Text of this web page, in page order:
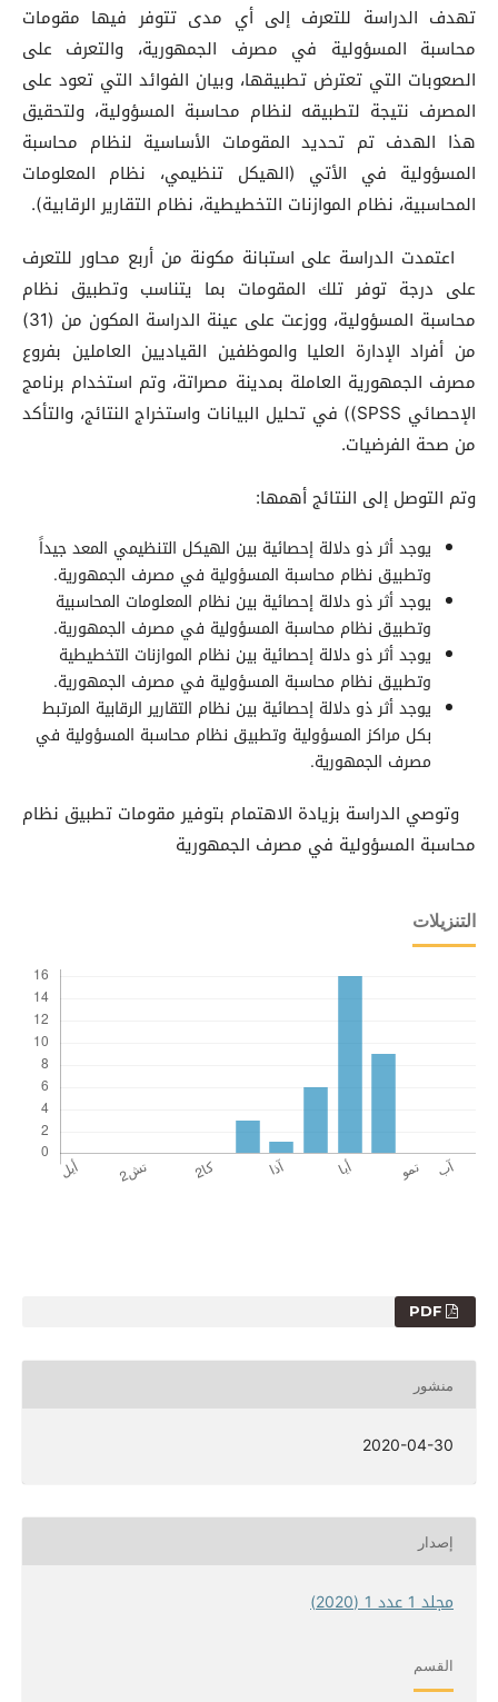
تهدف الدراسة للتعرف إلى أي مدى تتوفر فيها مقومات
محاسبة المسؤولية في مصرف الجمهورية، والتعرف على
الصعوبات التي تعترض تطبيقها، وبيان الفوائد التي تعود على
المصرف نتيجة لتطبيقه لنظام محاسبة المسؤولية، ولتحقيق
هذا الهدف تم تحديد المقومات الأساسية لنظام محاسبة
المسؤولية في الأتي (الهيكل تنظيمي، نظام المعلومات
المحاسبية، نظام الموازنات التخطيطية، نظام التقارير الرقابية).
اعتمدت الدراسة على استبانة مكونة من أربع محاور للتعرف
على درجة توفر تلك المقومات بما يتناسب وتطبيق نظام
محاسبة المسؤولية، ووزعت على عينة الدراسة المكون من (31)
من أفراد الإدارة العليا والموظفين القياديين العاملين بفروع
مصرف الجمهورية العاملة بمدينة مصراتة، وتم استخدام برنامج
الإحصائي SPSS)) في تحليل البيانات واستخراج النتائج، والتأكد
من صحة الفرضيات.
وتم التوصل إلى النتائج أهمها:
يوجد أثر ذو دلالة إحصائية بين الهيكل التنظيمي المعد جيداً
وتطبيق نظام محاسبة المسؤولية في مصرف الجمهورية.
يوجد أثر ذو دلالة إحصائية بين نظام المعلومات المحاسبية
وتطبيق نظام محاسبة المسؤولية في مصرف الجمهورية.
يوجد أثر ذو دلالة إحصائية بين نظام الموازنات التخطيطية
وتطبيق نظام محاسبة المسؤولية في مصرف الجمهورية.
يوجد أثر ذو دلالة إحصائية بين نظام التقارير الرقابية المرتبط
بكل مراكز المسؤولية وتطبيق نظام محاسبة المسؤولية في
مصرف الجمهورية.
وتوصي الدراسة بزيادة الاهتمام بتوفير مقومات تطبيق نظام
محاسبة المسؤولية في مصرف الجمهورية
التنزيلات
PDF
منشور
2020-04-30
إصدار
مجلد 1 عدد 1 (2020)
القسم